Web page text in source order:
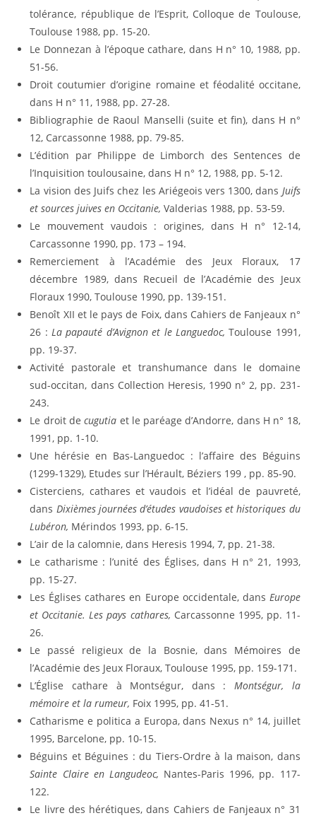
tolérance, république de l’Esprit, Colloque de Toulouse,
Toulouse 1988, pp. 15-20.
Le Donnezan à l’époque cathare, dans H n° 10, 1988, pp.
51-56.
Droit coutumier d’origine romaine et féodalité occitane,
dans H n° 11, 1988, pp. 27-28.
Bibliographie de Raoul Manselli (suite et fin), dans H n°
12, Carcassonne 1988, pp. 79-85.
L’édition par Philippe de Limborch des Sentences de
l’Inquisition toulousaine, dans H n° 12, 1988, pp. 5-12.
La vision des Juifs chez les Ariégeois vers 1300, dans Juifs
et sources juives en Occitanie,Valderias 1988, pp. 53-59.
Le mouvement vaudois : origines, dans H n° 12-14,
Carcassonne 1990, pp. 173 – 194.
Remerciement à l’Académie des Jeux Floraux, 17
décembre 1989, dans Recueil de l’Académie des Jeux
Floraux 1990, Toulouse 1990, pp. 139-151.
Benoît XII et le pays de Foix, dans Cahiers de Fanjeaux n°
26 :La papauté d’Avignon et le Languedoc,Toulouse 1991,
pp. 19-37.
Activité pastorale et transhumance dans le domaine
sud-occitan, dans Collection Heresis, 1990 n° 2, pp. 231-
243.
Le droit decugutia et le paréage d’Andorre, dans H n° 18,
1991, pp. 1-10.
Une hérésie en Bas-Languedoc : l’affaire des Béguins
(1299-1329), Etudes sur l’Hérault, Béziers 199 , pp. 85-90.
Cisterciens, cathares et vaudois et l’idéal de pauvreté,
dans Dixièmes journées d’études vaudoises et historiques du
Lubéron, Mérindos 1993, pp. 6-15.
L’air de la calomnie, dans Heresis 1994, 7, pp. 21-38.
Le catharisme : l’unité des Églises, dans H n° 21, 1993,
pp. 15-27.
Les Églises cathares en Europe occidentale, dans Europe
et Occitanie. Les pays cathares, Carcassonne 1995, pp. 11-
26.
Le passé religieux de la Bosnie, dans Mémoires de
l’Académie des Jeux Floraux, Toulouse 1995, pp. 159-171.
L’Église cathare à Montségur, dans : Montségur, la
mémoire et la rumeur, Foix 1995, pp. 41-51.
Catharisme e politica a Europa, dans Nexus n° 14, juillet
1995, Barcelone, pp. 10-15.
Béguins et Béguines : du Tiers-Ordre à la maison, dans
Sainte Claire en Langudeoc, Nantes-Paris 1996, pp. 117-
122.
Le livre des hérétiques, dans Cahiers de Fanjeaux n° 31